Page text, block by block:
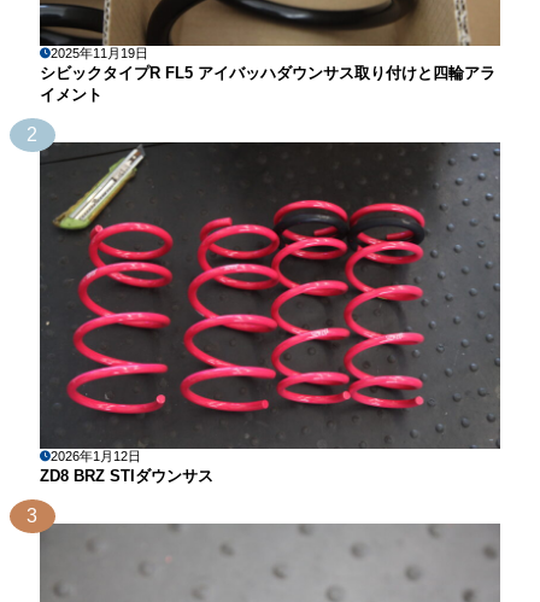
2025年11月19日
シビックタイプR FL5 アイバッハダウンサス取り付けと四輪アラ
イメント
2
2026年1月12日
ZD8 BRZ STIダウンサス
3